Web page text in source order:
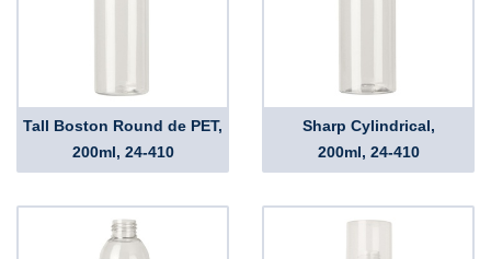
Tall Boston Round de PET,
200ml, 24-410
Sharp Cylindrical,
200ml, 24-410